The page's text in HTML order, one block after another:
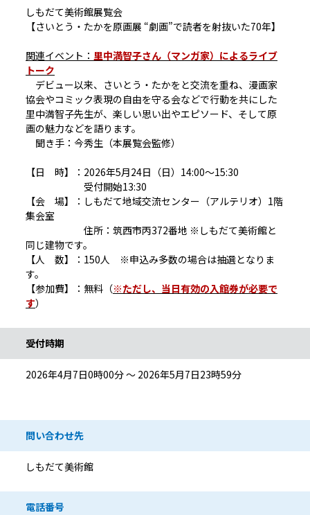
しもだて美術館展覧会
【さいとう・たかを原画展 “劇画”で読者を射抜いた70年】
関連イベント： 里中満智子さん（マンガ家）によるライブ
トーク
デビュー以来、さいとう・たかをと交流を重ね、漫画家
協会やコミック表現の自由を守る会などで行動を共にした
里中満智子先生が、楽しい思い出やエピソード、そして原
画の魅力などを語ります。
聞き手：今秀生（本展覧会監修）
【日 時】：2026年5月24日（日）14:00～15:30
受付開始13:30
【会 場】：しもだて地域交流センター（アルテリオ）1階
集会室
住所：筑西市丙372番地 ※しもだて美術館と
同じ建物です。
【人 数】：150人
※申込み多数の場合は抽選となりま
す。
【参加費】：無料（※ただし、当日有効の入館券が必要で
す）
受付時期
2026年4月7日0時00分 ～ 2026年5月7日23時59分
問い合わせ先
しもだて美術館
電話番号